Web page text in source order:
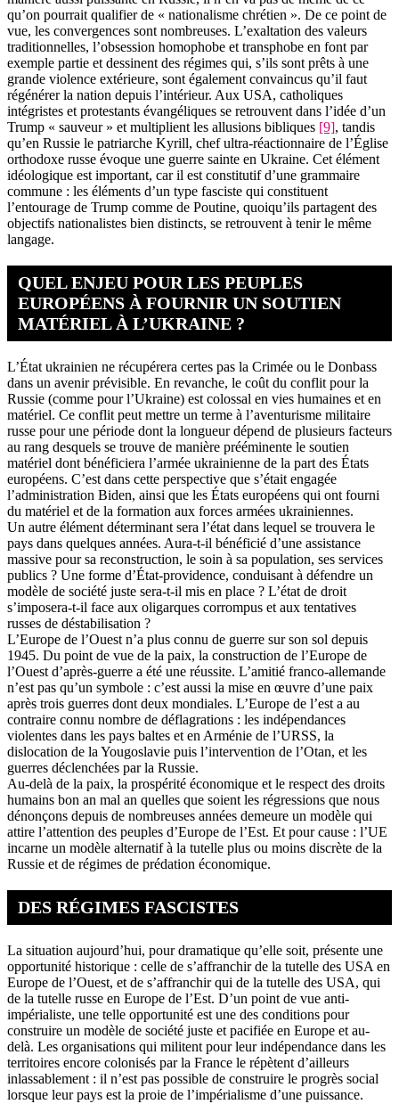
qu’on pourrait qualifier de « nationalisme chrétien ». De ce point de
vue, les convergences sont nombreuses. L’exaltation des valeurs
traditionnelles, l’obsession homophobe et transphobe en font par
exemple partie et dessinent des régimes qui, s’ils sont prêts à une
grande violence extérieure, sont également convaincus qu’il faut
régénérer la nation depuis l’intérieur. Aux USA, catholiques
intégristes et protestants évangéliques se retrouvent dans l’idée d’un
Trump « sauveur » et multiplient les allusions bibliques [9], tandis
qu’en Russie le patriarche Kyrill, chef ultra-réactionnaire de l’Église
orthodoxe russe évoque une guerre sainte en Ukraine. Cet élément
idéologique est important, car il est constitutif d’une grammaire
commune : les éléments d’un type fasciste qui constituent
l’entourage de Trump comme de Poutine, quoiqu’ils partagent des
objectifs nationalistes bien distincts, se retrouvent à tenir le même
langage.
QUEL ENJEU POUR LES PEUPLES
EUROPÉENS À FOURNIR UN SOUTIEN
MATÉRIEL À L’UKRAINE ?
L’État ukrainien ne récupérera certes pas la Crimée ou le Donbass
dans un avenir prévisible. En revanche, le coût du conflit pour la
Russie (comme pour l’Ukraine) est colossal en vies humaines et en
matériel. Ce conflit peut mettre un terme à l’aventurisme militaire
russe pour une période dont la longueur dépend de plusieurs facteurs
au rang desquels se trouve de manière prééminente le soutien
matériel dont bénéficiera l’armée ukrainienne de la part des États
européens. C’est dans cette perspective que s’était engagée
l’administration Biden, ainsi que les États européens qui ont fourni
du matériel et de la formation aux forces armées ukrainiennes.
Un autre élément déterminant sera l’état dans lequel se trouvera le
pays dans quelques années. Aura-t-il bénéficié d’une assistance
massive pour sa reconstruction, le soin à sa population, ses services
publics ? Une forme d’État-providence, conduisant à défendre un
modèle de société juste sera-t-il mis en place ? L’état de droit
s’imposera-t-il face aux oligarques corrompus et aux tentatives
russes de déstabilisation ?
L’Europe de l’Ouest n’a plus connu de guerre sur son sol depuis
1945. Du point de vue de la paix, la construction de l’Europe de
l’Ouest d’après-guerre a été une réussite. L’amitié franco-allemande
n’est pas qu’un symbole : c’est aussi la mise en œuvre d’une paix
après trois guerres dont deux mondiales. L’Europe de l’est a au
contraire connu nombre de déflagrations : les indépendances
violentes dans les pays baltes et en Arménie de l’URSS, la
dislocation de la Yougoslavie puis l’intervention de l’Otan, et les
guerres déclenchées par la Russie.
Au-delà de la paix, la prospérité économique et le respect des droits
humains bon an mal an quelles que soient les régressions que nous
dénonçons depuis de nombreuses années demeure un modèle qui
attire l’attention des peuples d’Europe de l’Est. Et pour cause : l’UE
incarne un modèle alternatif à la tutelle plus ou moins discrète de la
Russie et de régimes de prédation économique.
DES RÉGIMES FASCISTES
La situation aujourd’hui, pour dramatique qu’elle soit, présente une
opportunité historique : celle de s’affranchir de la tutelle des USA en
Europe de l’Ouest, et de s’affranchir qui de la tutelle des USA, qui
de la tutelle russe en Europe de l’Est. D’un point de vue anti-
impérialiste, une telle opportunité est une des conditions pour
construire un modèle de société juste et pacifiée en Europe et au-
delà. Les organisations qui militent pour leur indépendance dans les
territoires encore colonisés par la France le répètent d’ailleurs
inlassablement : il n’est pas possible de construire le progrès social
lorsque leur pays est la proie de l’impérialisme d’une puissance.